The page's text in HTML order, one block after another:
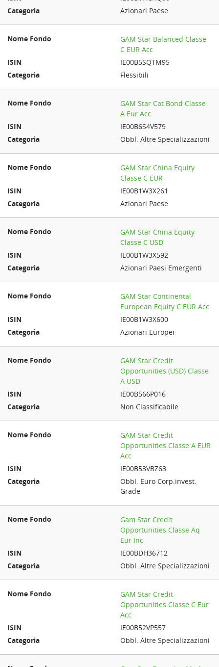
Azionari Paese
GAM Star Balanced Classe
C EUR Acc
IE00B5SQTM95
Flessibili
GAM Star Cat Bond Classe
A Eur Acc
IE00B6S4V579
Obbl. Altre Specializzazioni
GAM Star China Equity
Classe C EUR
IE00B1W3X261
Azionari Paese
GAM Star China Equity
Classe C USD
IE00B1W3X592
Azionari Paesi Emergenti
GAM Star Continental
European Equity C EUR Acc
IE00B1W3X600
Azionari Europei
GAM Star Credit
Opportunities (USD) Classe
A USD
IE00B566P016
Non Classificabile
GAM Star Credit
Opportunities Classe A EUR
Acc
IE00B53VBZ63
Obbl. Euro Corp.invest.
Grade
Gam Star Credit
Opportunities Classe Aq
Eur Inc
IE00BDH36712
Obbl. Altre Specializzazioni
GAM Star Credit
Opportunities Classe C Eur
Acc
IE00B52VP557
Obbl. Altre Specializzazioni